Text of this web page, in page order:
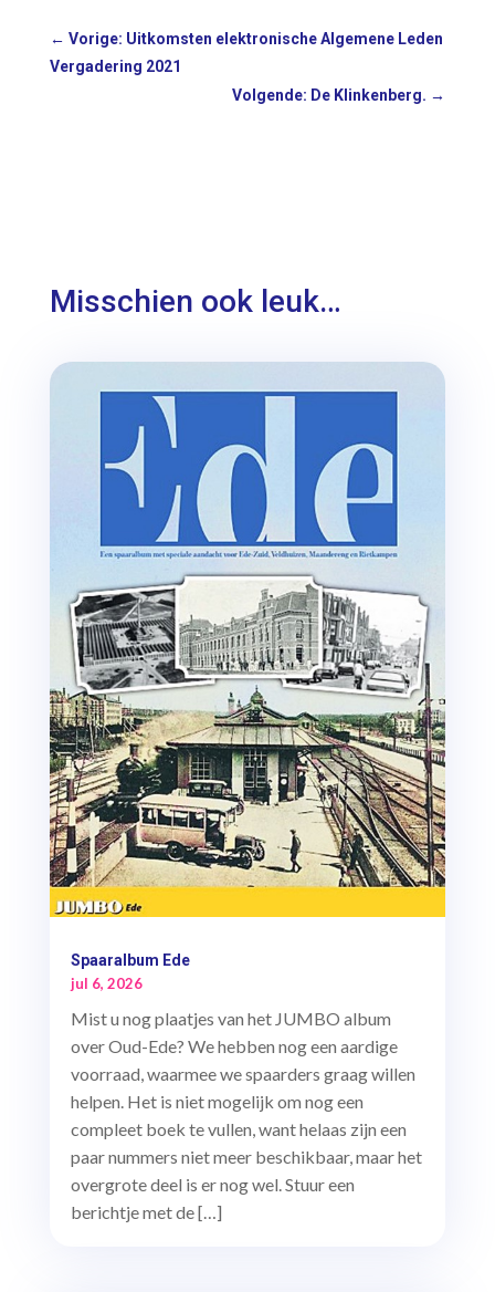
← Vorige: Uitkomsten elektronische Algemene Leden
Vergadering 2021
Volgende: De Klinkenberg. →
Misschien ook leuk…
Spaaralbum Ede
jul 6, 2026
Mist u nog plaatjes van het JUMBO album
over Oud-Ede? We hebben nog een aardige
voorraad, waarmee we spaarders graag willen
helpen. Het is niet mogelijk om nog een
compleet boek te vullen, want helaas zijn een
paar nummers niet meer beschikbaar, maar het
overgrote deel is er nog wel. Stuur een
berichtje met de […]